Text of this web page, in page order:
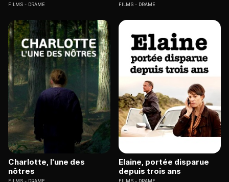
FILMS DRAME FILMS DRAME
Charlotte, l'une des
nôtres
FILMS DRAME
Elaine, portée disparue
depuis trois ans
FILMS DRAME